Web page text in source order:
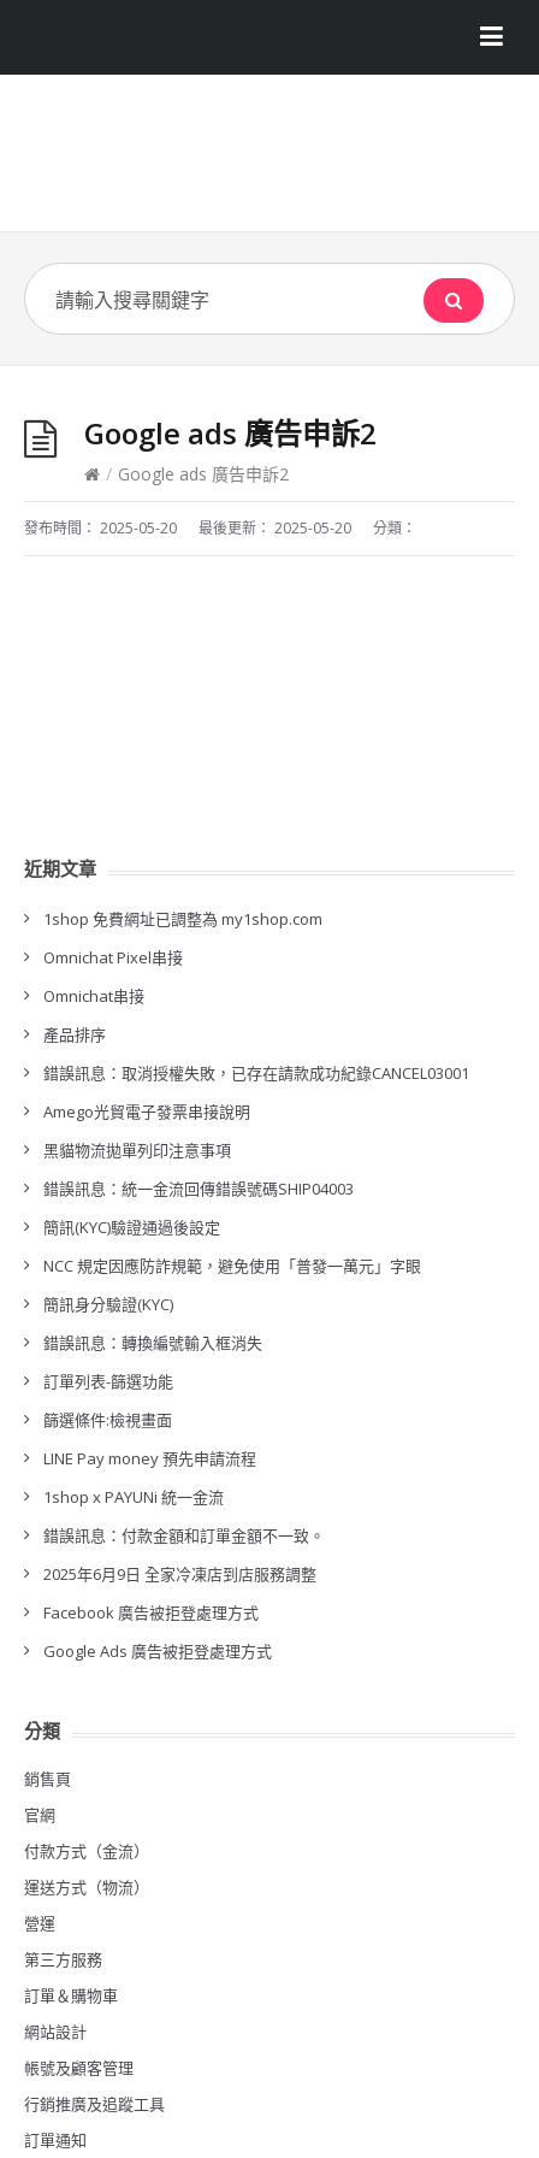
Google ads 廣告申訴2
/ Google ads 廣告申訴2
發布時間： 2025-05-20 最後更新： 2025-05-20 分類：
近期文章
1shop 免費網址已調整為 my1shop.com
Omnichat Pixel串接
Omnichat串接
產品排序
錯誤訊息：取消授權失敗，已存在請款成功紀錄CANCEL03001
Amego光貿電子發票串接說明
黑貓物流拋單列印注意事項
錯誤訊息：統一金流回傳錯誤號碼SHIP04003
簡訊(KYC)驗證通過後設定
NCC 規定因應防詐規範，避免使用「普發一萬元」字眼
簡訊身分驗證(KYC)
錯誤訊息：轉換編號輸入框消失
訂單列表-篩選功能
篩選條件:檢視畫面
LINE Pay money 預先申請流程
1shop x PAYUNi 統一金流
錯誤訊息：付款金額和訂單金額不一致。
2025年6月9日 全家冷凍店到店服務調整
Facebook 廣告被拒登處理方式
Google Ads 廣告被拒登處理方式
分類
銷售頁
官網
付款方式（金流）
運送方式（物流）
營運
第三方服務
訂單＆購物車
網站設計
帳號及顧客管理
行銷推廣及追蹤工具
訂單通知